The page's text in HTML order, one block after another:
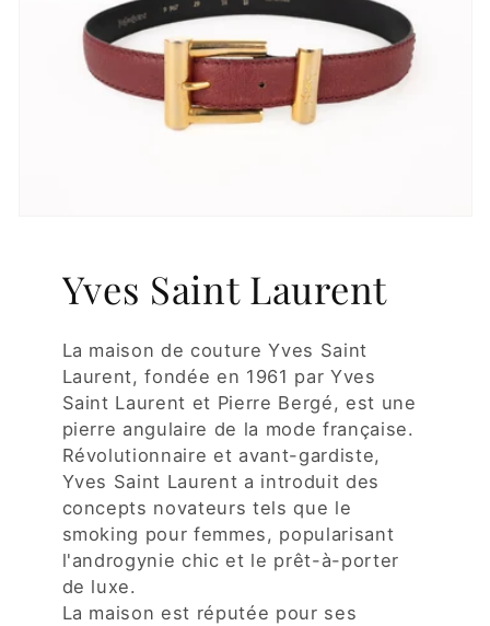
Yves Saint Laurent
La maison de couture Yves Saint
Laurent, fondée en 1961 par Yves
Saint Laurent et Pierre Bergé, est une
pierre angulaire de la mode française.
Révolutionnaire et avant-gardiste,
Yves Saint Laurent a introduit des
concepts novateurs tels que le
smoking pour femmes, popularisant
l'androgynie chic et le prêt-à-porter
de luxe.
La maison est réputée pour ses